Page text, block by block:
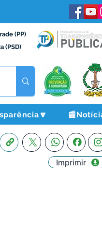
(PP)
(PSD)
Imprimir